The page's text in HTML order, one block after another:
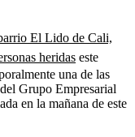
El Lido de Cali,
heridas este
una de las
Grupo Empresarial
en la mañana de este